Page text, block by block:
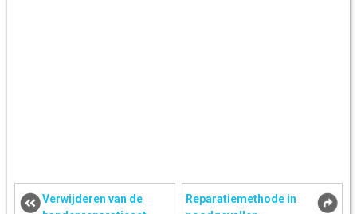
Verwijderen van de
Reparatiemethode in